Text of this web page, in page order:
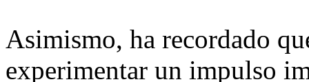
Asimismo, ha recordado
experimentar un impulso